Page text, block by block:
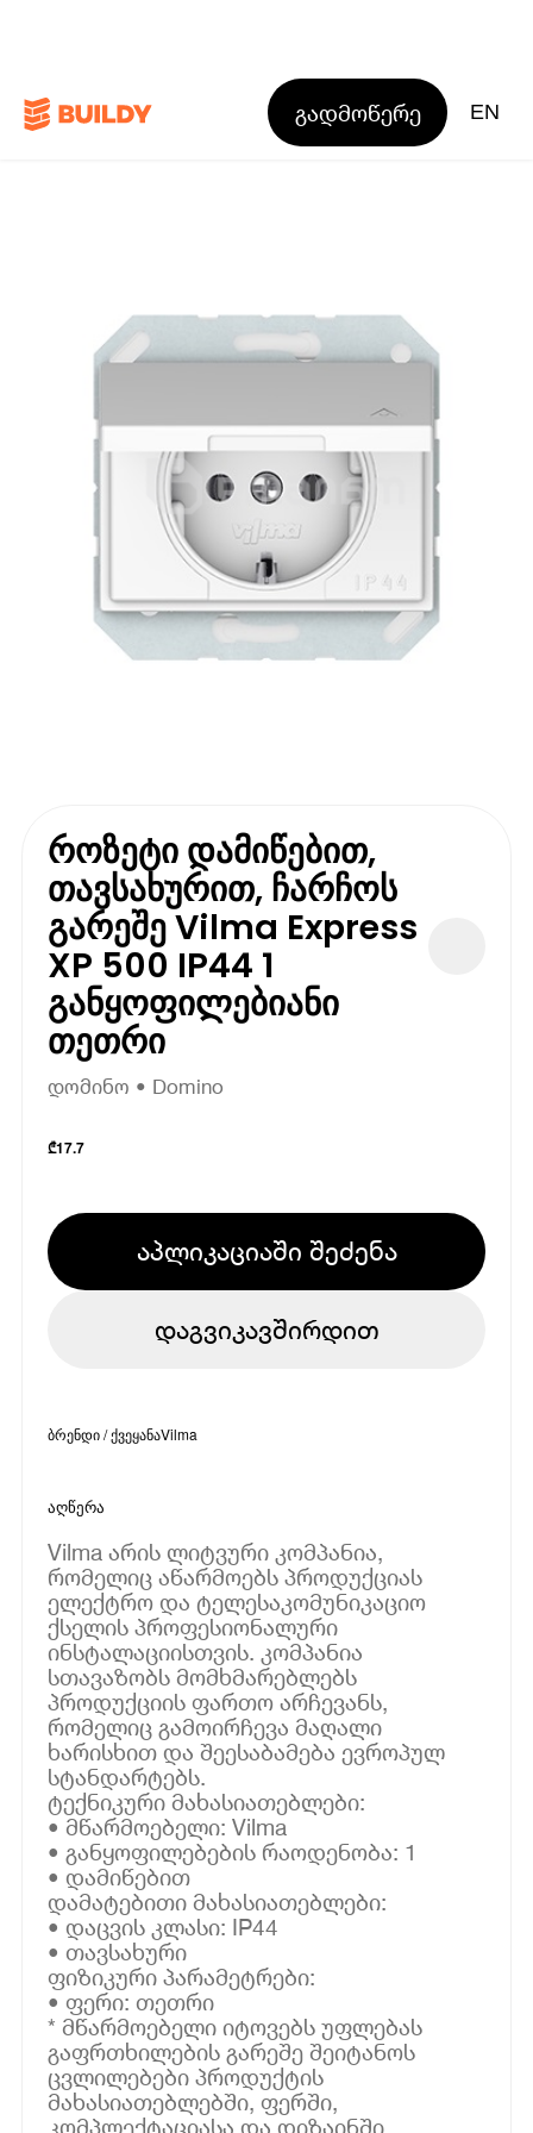
გადმოწერე EN
როზეტი დამიწებით,
თავსახურით, ჩარჩოს
გარეშე Vilma Express
XP 500 IP44 1
განყოფილებიანი
თეთრი
დომინო • Domino
₾17.7
აპლიკაციაში შეძენა
დაგვიკავშირდით
ბრენდი / ქვეყანაVilma
აღწერა
Vilma არის ლიტვური კომპანია,
რომელიც აწარმოებს პროდუქციას
ელექტრო და ტელესაკომუნიკაციო
ქსელის პროფესიონალური
ინსტალაციისთვის. კომპანია
სთავაზობს მომხმარებლებს
პროდუქციის ფართო არჩევანს,
რომელიც გამოირჩევა მაღალი
ხარისხით და შეესაბამება ევროპულ
სტანდარტებს.
ტექნიკური მახასიათებლები:
• მწარმოებელი: Vilma
• განყოფილებების რაოდენობა: 1
• დამიწებით
დამატებითი მახასიათებლები:
• დაცვის კლასი: IP44
• თავსახური
ფიზიკური პარამეტრები:
• ფერი: თეთრი
* მწარმოებელი იტოვებს უფლებას
გაფრთხილების გარეშე შეიტანოს
ცვლილებები პროდუქტის
მახასიათებლებში, ფერში,
კომპლექტაციასა და დიზაინში.